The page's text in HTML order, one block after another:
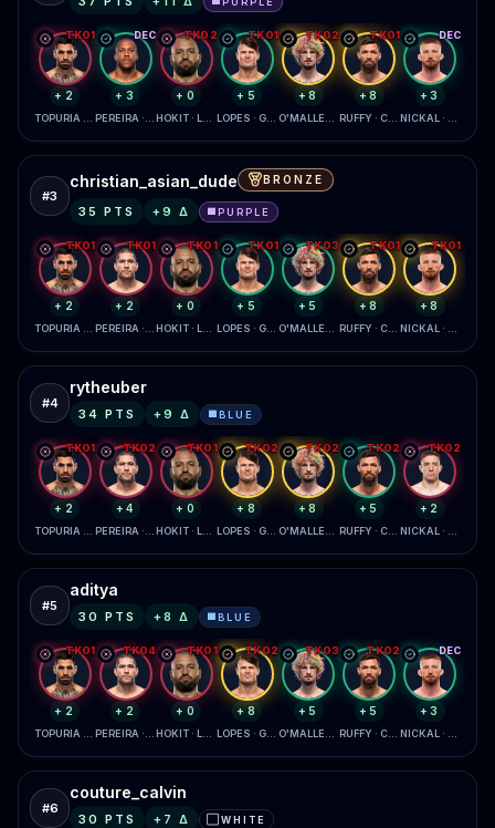
TKO1
+2
DEC
+3
TKO2
+0
TKO1
+5
TKO2
+8
TKO1
+8
RUFFY · CHANDLER
DEC
+3
#3
christian_asian_dude BRONZE
35 PTS +9 Δ 🟪 PURPLE
TKO1
+2
TKO1
+2
TKO1
+0
TKO1
+5
TKO3
+5
TKO1
+8
RUFFY · CHANDLER
TKO1
+8
#4
rytheuber
34 PTS +9 Δ 🟦 BLUE
TKO1
+2
TKO2
+4
TKO1
+0
TKO2
+8
TKO2
+8
TKO2
+5
RUFFY · CHANDLER
TKO2
+2
#5
aditya
30 PTS +8 Δ 🟦 BLUE
TKO1
+2
TKO4
+2
TKO1
+0
TKO2
+8
TKO3
+5
TKO2
+5
RUFFY · CHANDLER
DEC
+3
#6
couture_calvin
30 PTS + 7 Δ WHITE